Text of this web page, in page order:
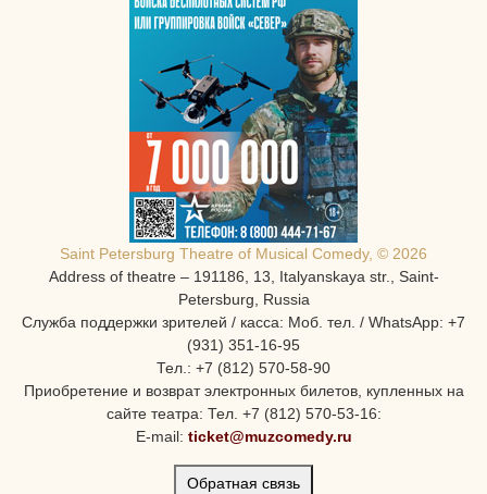
Saint Petersburg Theatre of Musical Comedy, © 2026
Address of theatre – 191186, 13, Italyanskaya str., Saint-
Petersburg, Russia
Служба поддержки зрителей / касса: Моб. тел. / WhatsApp: +7
(931) 351-16-95
Тел.: +7 (812) 570-58-90
Приобретение и возврат электронных билетов, купленных на
сайте театра: Тел. +7 (812) 570-53-16:
E-mail: ticket@muzcomedy.ru
Обратная связь